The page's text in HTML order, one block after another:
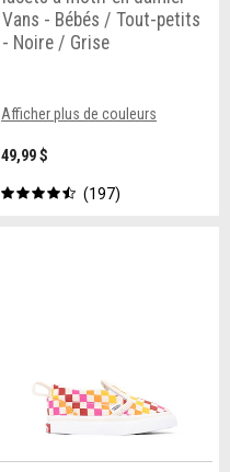
Vans - Bébés / Tout-petits
- Noire / Grise
Afficher plus de couleurs
49,99 $
197